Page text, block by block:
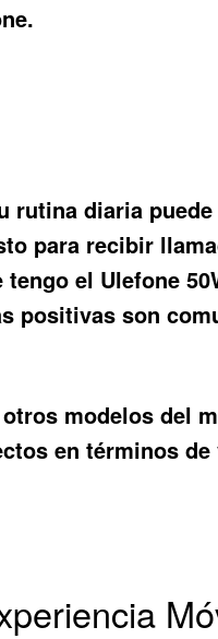
rutina diaria
para recibir
el Ulefone
son
modelos del
en términos